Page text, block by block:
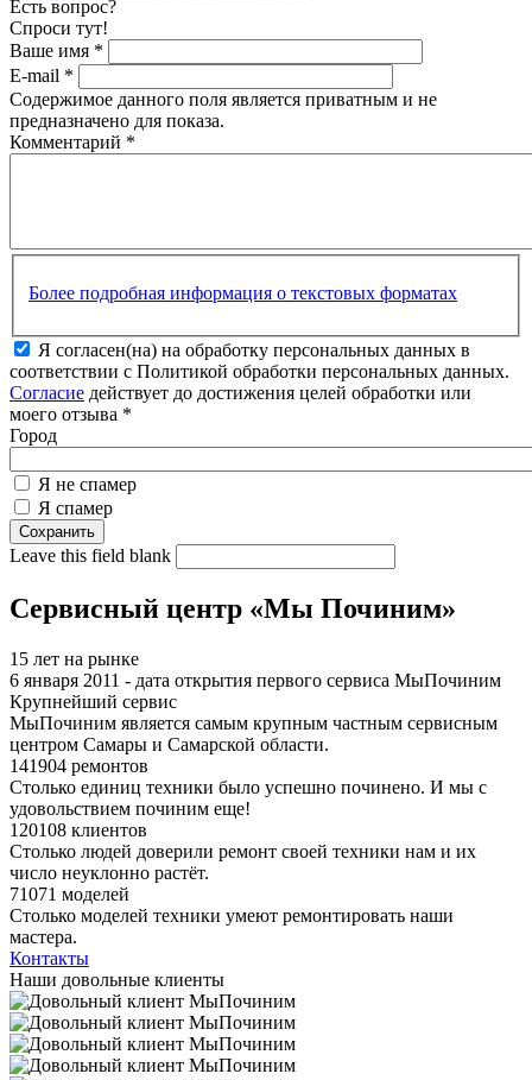
Есть вопрос?
Спроси тут!
Ваше имя *
E-mail *
Содержимое данного поля является приватным и не
предназначено для показа.
Комментарий *
Более подробная информация о текстовых форматах
Я согласен(на) на обработку персональных данных в
соответствии с Политикой обработки персональных данных.
Согласие действует до достижения целей обработки или
моего отзыва *
Город
Я не спамер
Я спамер
Leave this field blank
Сервисный центр «Мы Починим»
15 лет на рынке
6 января 2011 - дата открытия первого сервиса МыПочиним
Крупнейший сервис
МыПочиним является самым крупным частным сервисным
центром Самары и Самарской области.
141904 ремонтов
Столько единиц техники было успешно починено. И мы с
удовольствием починим еще!
120108 клиентов
Столько людей доверили ремонт своей техники нам и их
число неуклонно растёт.
71071 моделей
Столько моделей техники умеют ремонтировать наши
мастера.
Контакты
Наши довольные клиенты